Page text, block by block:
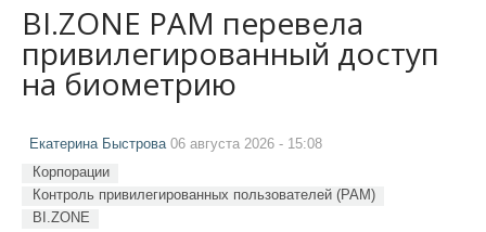
BI.ZONE PAM перевела
привилегированный доступ
на биометрию
Екатерина Быстрова 06 августа 2026 - 15:08
Корпорации
Контроль привилегированных пользователей (PAM)
BI.ZONE